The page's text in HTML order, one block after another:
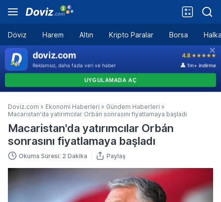
Döviz Harem Altın Kripto Paralar Borsa
Doviz.com » Ekonomi Haberleri » Gündem Haberleri »
Macaristan'da yatırımcılar Orbán sonrasını fiyatlamaya başladı
Macaristan'da yatırımcılar Orbán
sonrasını fiyatlamaya başladı
Okuma Süresi: 2 Dakika Paylaş